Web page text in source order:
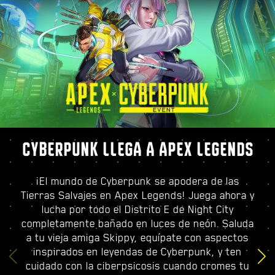
CYBERPUNK LLEGA A APEX LEGENDS
¡El mundo de Cyberpunk se apodera de las
Tierras Salvajes en Apex Legends! Juega ahora y
lucha por todo el Distrito E de Night City
completamente bañado en luces de neón. Saluda
a tu vieja amiga Skippy, equípate con aspectos
inspirados en leyendas de Cyberpunk, y ten
cuidado con la ciberpsicosis cuando cromes tu